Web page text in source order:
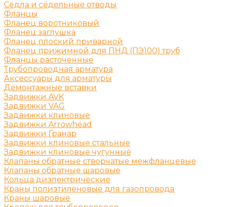
Сёдла и сёдельные отводы
Фланцы
Фланец воротниковый
Фланец заглушка
Фланец плоский приварной
Фланец прижимной для ПНД (ПЭ100) труб
Фланцы расточенные
Трубопроводная арматура
Аксессуары для арматуры
Демонтажные вставки
Задвижки AVK
Задвижки VAG
Задвижки клиновые
Задвижки Arrowhead
Задвижки Гранар
Задвижки клиновые стальные
Задвижки клиновые чугунные
Клапаны обратные створчатые межфланцевые
Клапаны обратные шаровые
Кольца диэлектрические
Краны полиэтиленовые для газопровода
Краны шаровые